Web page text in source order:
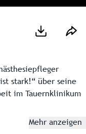
stark!“ über seine
im Tauernklinikum
Mehr anzeigen